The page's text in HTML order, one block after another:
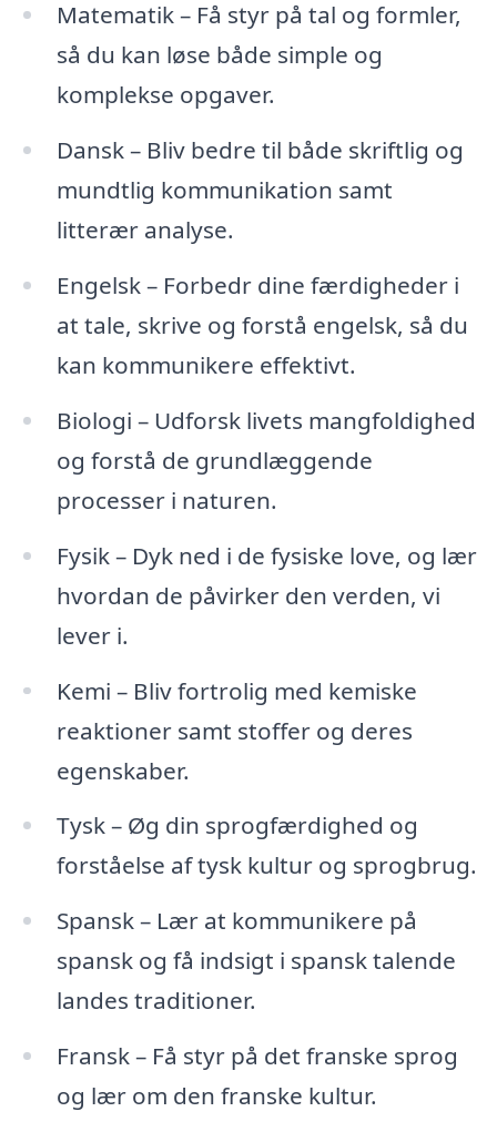
Matematik – Få styr på tal og formler,
så du kan løse både simple og
komplekse opgaver.
Dansk – Bliv bedre til både skriftlig og
mundtlig kommunikation samt
litterær analyse.
Engelsk – Forbedr dine færdigheder i
at tale, skrive og forstå engelsk, så du
kan kommunikere effektivt.
Biologi – Udforsk livets mangfoldighed
og forstå de grundlæggende
processer i naturen.
Fysik – Dyk ned i de fysiske love, og lær
hvordan de påvirker den verden, vi
lever i.
Kemi – Bliv fortrolig med kemiske
reaktioner samt stoffer og deres
egenskaber.
Tysk – Øg din sprogfærdighed og
forståelse af tysk kultur og sprogbrug.
Spansk – Lær at kommunikere på
spansk og få indsigt i spansk talende
landes traditioner.
Fransk – Få styr på det franske sprog
og lær om den franske kultur.